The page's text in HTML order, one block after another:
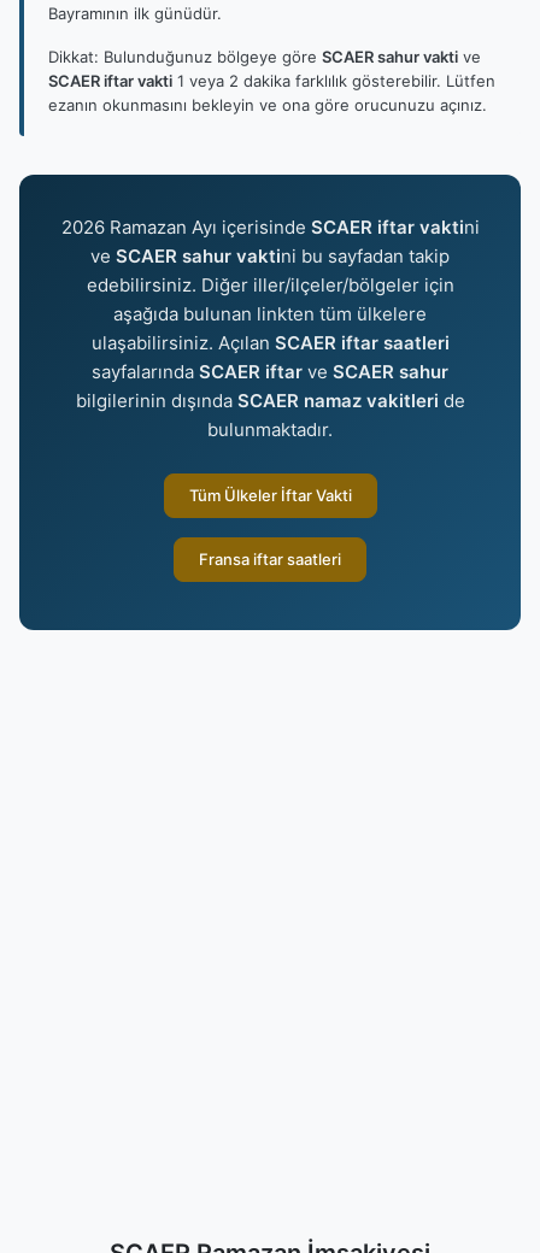
Bayramının ilk günüdür.
Dikkat: Bulunduğunuz bölgeye göre SCAER sahur vakti ve
SCAER iftar vakti 1 veya 2 dakika farklılık gösterebilir. Lütfen
ezanın okunmasını bekleyin ve ona göre orucunuzu açınız.
2026 Ramazan Ayı içerisinde SCAER iftar vaktini
ve SCAER sahur vaktini bu sayfadan takip
edebilirsiniz. Diğer iller/ilçeler/bölgeler için
aşağıda bulunan linkten tüm ülkelere
ulaşabilirsiniz. Açılan SCAER iftar saatleri
sayfalarında SCAER iftar ve SCAER sahur
bilgilerinin dışında SCAER namaz vakitleri de
bulunmaktadır.
Tüm Ülkeler İftar Vakti
Fransa iftar saatleri